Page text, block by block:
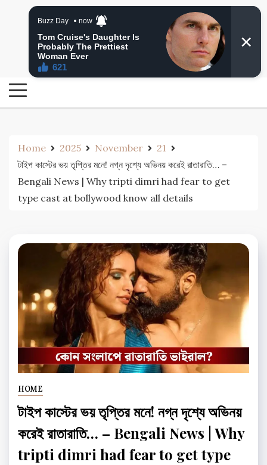
24 Ghanta Bangla News
24 Ghanta Bengali News
Home 2025 November
21
টাইপ কাস্টের ভয় তৃপ্তির মনে! নগ্ন দৃশ্যে অভিনয় করেই রাতারাতি… –
Bengali News | Why tripti dimri had fear to get
type cast at bollywood know all details
HOME
টাইপ কাস্টের ভয় তৃপ্তির মনে! নগ্ন দৃশ্যে অভিনয়
করেই রাতারাতি… – Bengali News | Why
tripti dimri had fear to get type